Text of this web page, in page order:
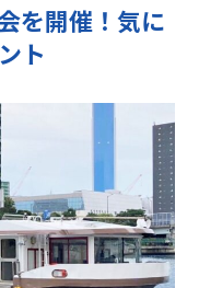
を開催！気に
ト